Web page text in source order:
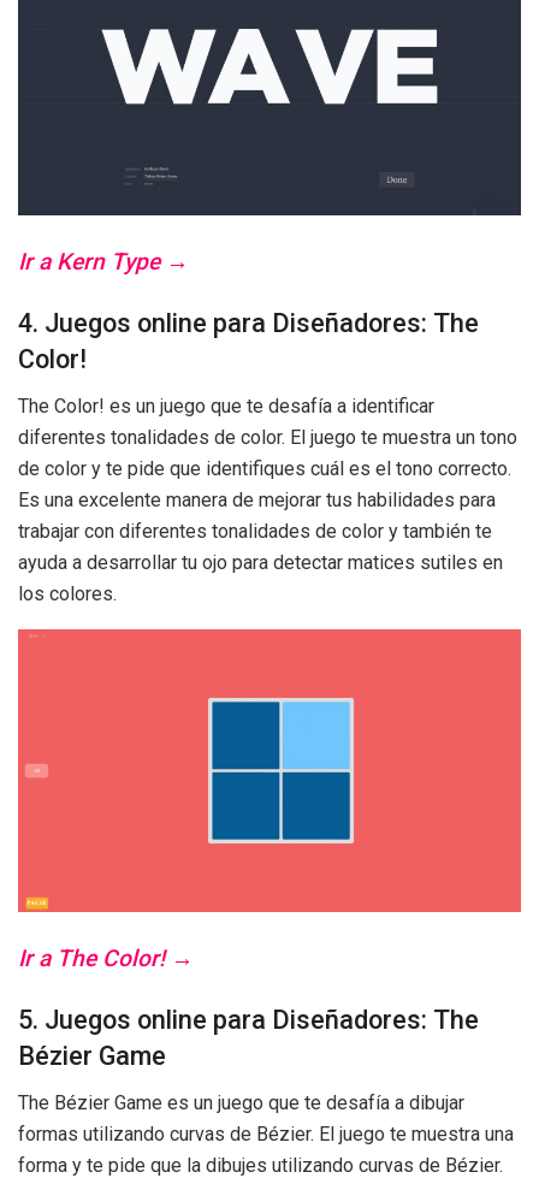
Ir a Kern Type →
4. Juegos online para Diseñadores: The
Color!
The Color! es un juego que te desafía a identificar
diferentes tonalidades de color. El juego te muestra un tono
de color y te pide que identifiques cuál es el tono correcto.
Es una excelente manera de mejorar tus habilidades para
trabajar con diferentes tonalidades de color y también te
ayuda a desarrollar tu ojo para detectar matices sutiles en
los colores.
Ir a The Color! →
5. Juegos online para Diseñadores: The
Bézier Game
The Bézier Game es un juego que te desafía a dibujar
formas utilizando curvas de Bézier. El juego te muestra una
forma y te pide que la dibujes utilizando curvas de Bézier.